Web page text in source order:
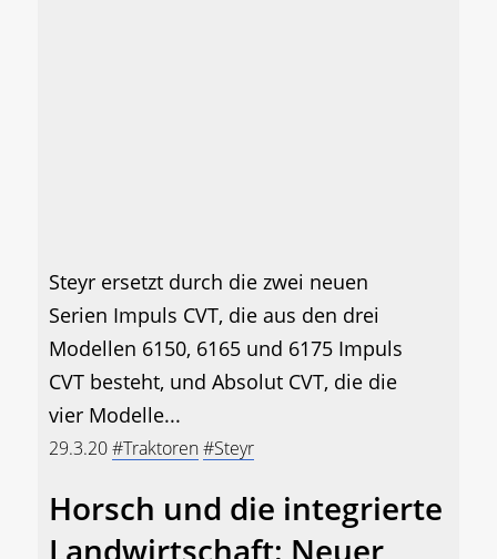
Steyr ersetzt durch die zwei neuen
Serien Impuls CVT, die aus den drei
Modellen 6150, 6165 und 6175 Impuls
CVT besteht, und Absolut CVT, die die
vier Modelle...
29.3.20#Traktoren#Steyr
Horsch und die integrierte
Landwirtschaft: Neuer